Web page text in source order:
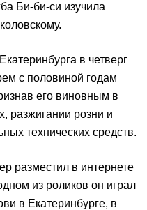
Би-би-си изучила
в четверг
с половиной годам
его виновным в
разжигании розни и
технических средств.
разместил в интернете
из роликов он играл
в Екатеринбурге, в